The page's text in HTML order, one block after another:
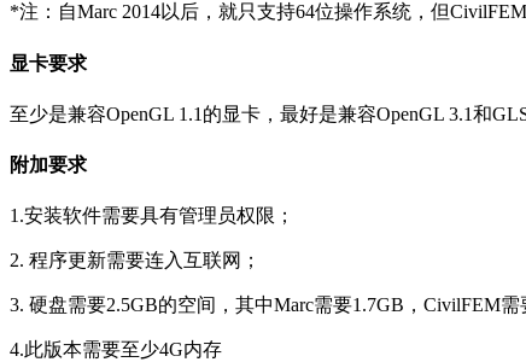
*注：自Marc 2014以后，就只支持64位操作系统，但
显卡要求
至少是兼容OpenGL 1.1的显卡，最好是兼容OpenGL 3.1和
附加要求
1.安装软件需要具有管理员权限；
2. 程序更新需要连入互联网；
3. 硬盘需要2.5GB的空间，其中Marc需要1.7GB，CivilFEM需
4.此版本需要至少4G内存